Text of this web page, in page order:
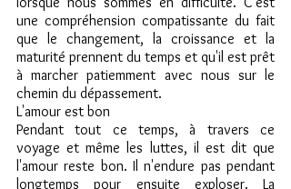
une compréhension compatissante du fait
que le changement, la croissance et la
maturité prennent du temps et qu'il est prêt
à marcher patiemment avec nous sur le
chemin du dépassement.
L'amour est bon
Pendant tout ce temps, à travers ce
voyage et même les luttes, il est dit que
l'amour reste bon. Il n'endure pas pendant
longtemps pour ensuite exploser. La